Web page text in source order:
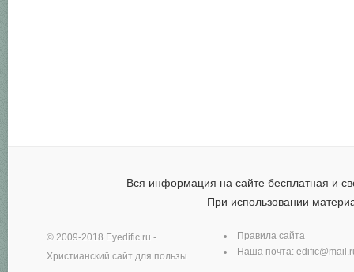
Вся информация на сайте бесплатная и
При использовании
© 2009-2018 Eyedific.ru -
Христианский сайт для пользы
Правила сайта
Наша почта: